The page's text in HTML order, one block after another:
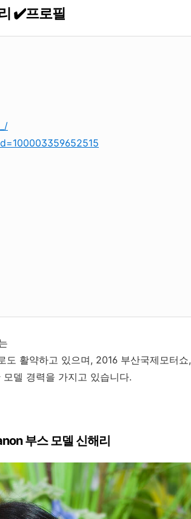
✔️프로필
활약하고 있으며, 2016 부산국제모터쇼,
델 경력을 가지고 있습니다.
부스 모델 신해리